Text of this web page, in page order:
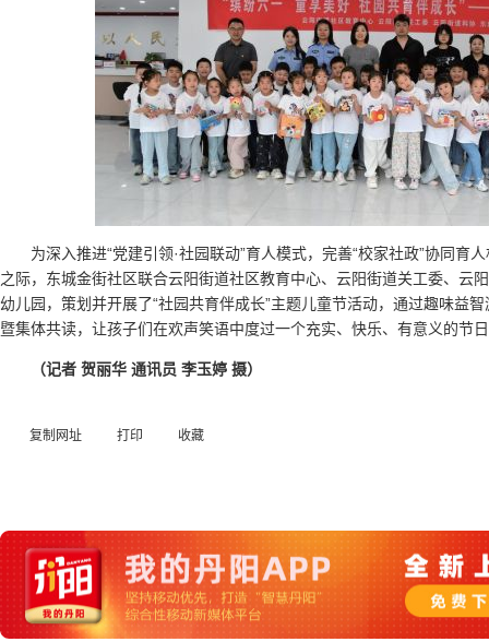
为深入推进“党建引领·社园联动”育人模式，完善“校家社政”协同育
之际，东城金街社区联合云阳街道社区教育中心、云阳街道关工委、云
幼儿园，策划并开展了“社园共育伴成长”主题儿童节活动，通过趣味益
暨集体共读，让孩子们在欢声笑语中度过一个充实、快乐、有意义的节
（记者 贺丽华 通讯员 李玉婷 摄）
复制网址 打印 收藏